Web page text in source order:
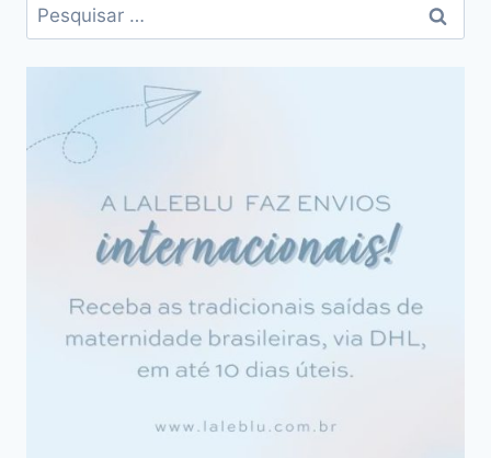
Pesquisar
por: